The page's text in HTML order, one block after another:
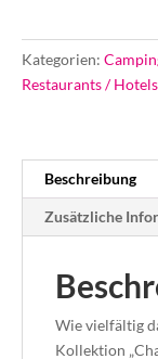
Kategorien:
Restaurants / Hotels
Beschreibung
Zusätzliche
Wie vielfältig
Kollektion